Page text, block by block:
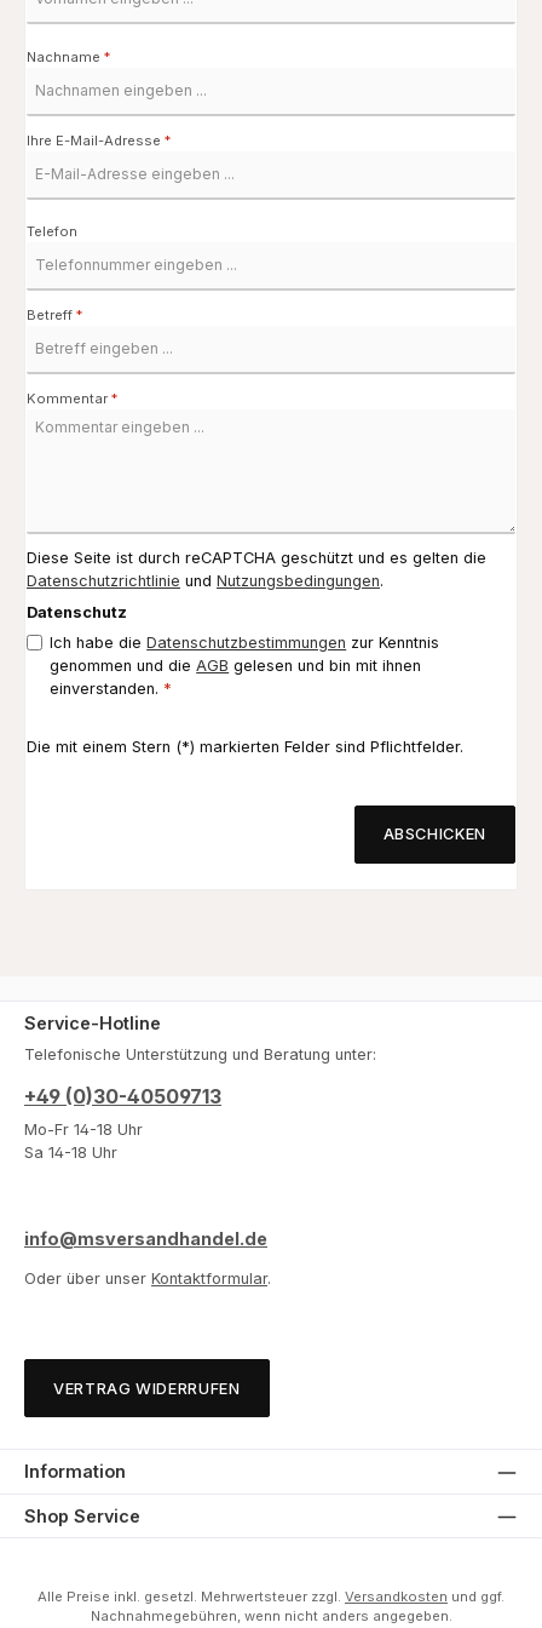
Nachname *
Ihre E-Mail-Adresse *
Telefon
Betreff *
Kommentar *
Diese Seite ist durch reCAPTCHA geschützt und es gelten die
Datenschutzrichtlinie und Nutzungsbedingungen.
Datenschutz
Ich habe dieDatenschutzbestimmungen zur Kenntnis
genommen und dieAGB gelesen und bin mit ihnen
einverstanden. *
Die mit einem Stern (*) markierten Felder sind Pflichtfelder.
ABSCHICKEN
Service-Hotline
Telefonische Unterstützung und Beratung unter:
+49 (0)30-40509713
Mo-Fr 14-18 Uhr
Sa 14-18 Uhr
info@msversandhandel.de
Oder über unser Kontaktformular.
VERTRAG WIDERRUFEN
Information
Shop Service
Alle Preise inkl. gesetzl. Mehrwertsteuer zzgl. Versandkosten und ggf.
Nachnahmegebühren, wenn nicht anders angegeben.